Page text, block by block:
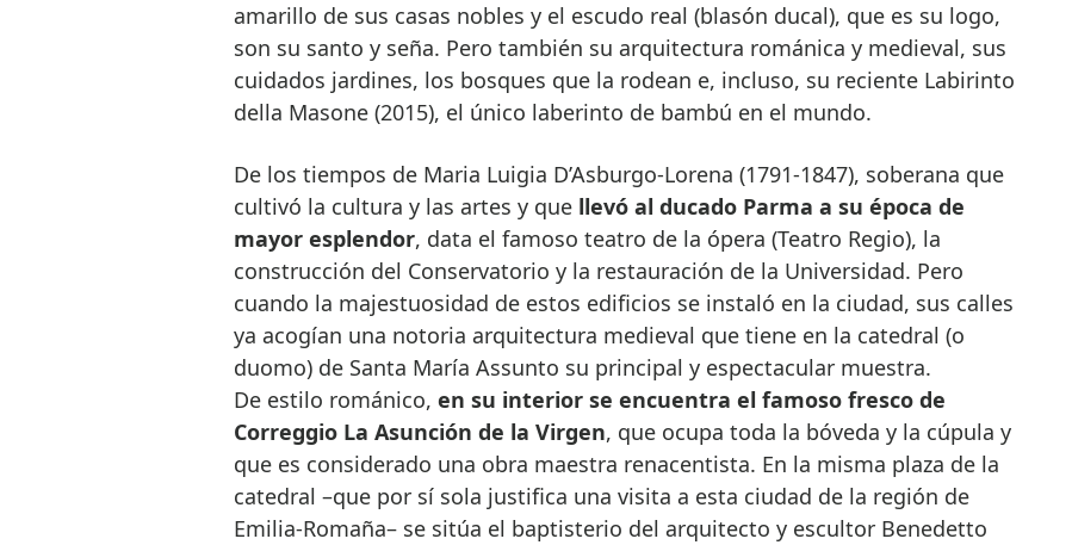
amarillo de sus casas nobles y el escudo real (blasón ducal), que es su logo,
son su santo y seña. Pero también su arquitectura románica y medieval, sus
cuidados jardines, los bosques que la rodean e, incluso, su reciente Labirinto
della Masone (2015), el único laberinto de bambú en el mundo.
De los tiempos de Maria Luigia D’Asburgo-Lorena (1791-1847), soberana que
cultivó la cultura y las artes y que llevó al ducado Parma a su época de
mayor esplendor, data el famoso teatro de la ópera (Teatro Regio), la
construcción del Conservatorio y la restauración de la Universidad. Pero
cuando la majestuosidad de estos edificios se instaló en la ciudad, sus calles
ya acogían una notoria arquitectura medieval que tiene en la catedral (o
duomo) de Santa María Assunto su principal y espectacular muestra.
De estilo románico, en su interior se encuentra el famoso fresco de
Correggio La Asunción de la Virgen, que ocupa toda la bóveda y la cúpula y
que es considerado una obra maestra renacentista. En la misma plaza de la
catedral –que por sí sola justifica una visita a esta ciudad de la región de
Emilia-Romaña– se sitúa el baptisterio del arquitecto y escultor Benedetto